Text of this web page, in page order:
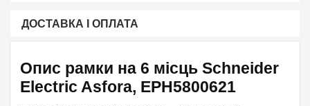
ДОСТАВКА І ОПЛАТА
Опис рамки на 6 місць Schneider
Electric Asfora, EPH5800621